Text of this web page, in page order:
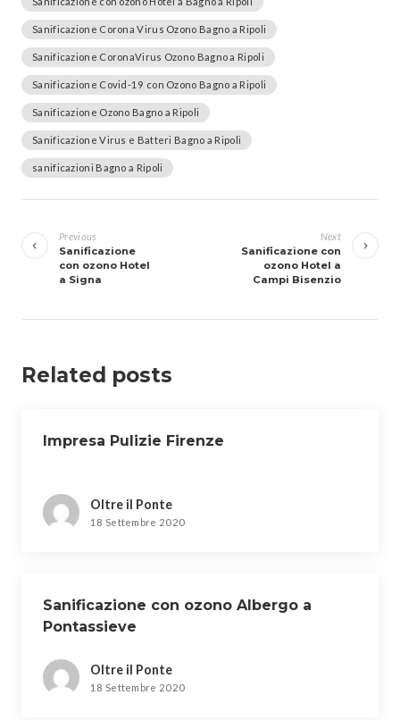
Sanificazione Corona Virus Ozono Bagno a Ripoli
Sanificazione CoronaVirus Ozono Bagno a Ripoli
Sanificazione Covid-19 con Ozono Bagno a Ripoli
Sanificazione Ozono Bagno a Ripoli
Sanificazione Virus e Batteri Bagno a Ripoli
sanificazioni Bagno a Ripoli
articoli
Previous
Sanificazione
con ozono Hotel
a Signa
Next
Sanificazione con
ozono Hotel a
Campi Bisenzio
Related posts
Impresa Pulizie Firenze
Oltre il Ponte
18 Settembre 2020
Sanificazione con ozono Albergo a
Pontassieve
Oltre il Ponte
18 Settembre 2020